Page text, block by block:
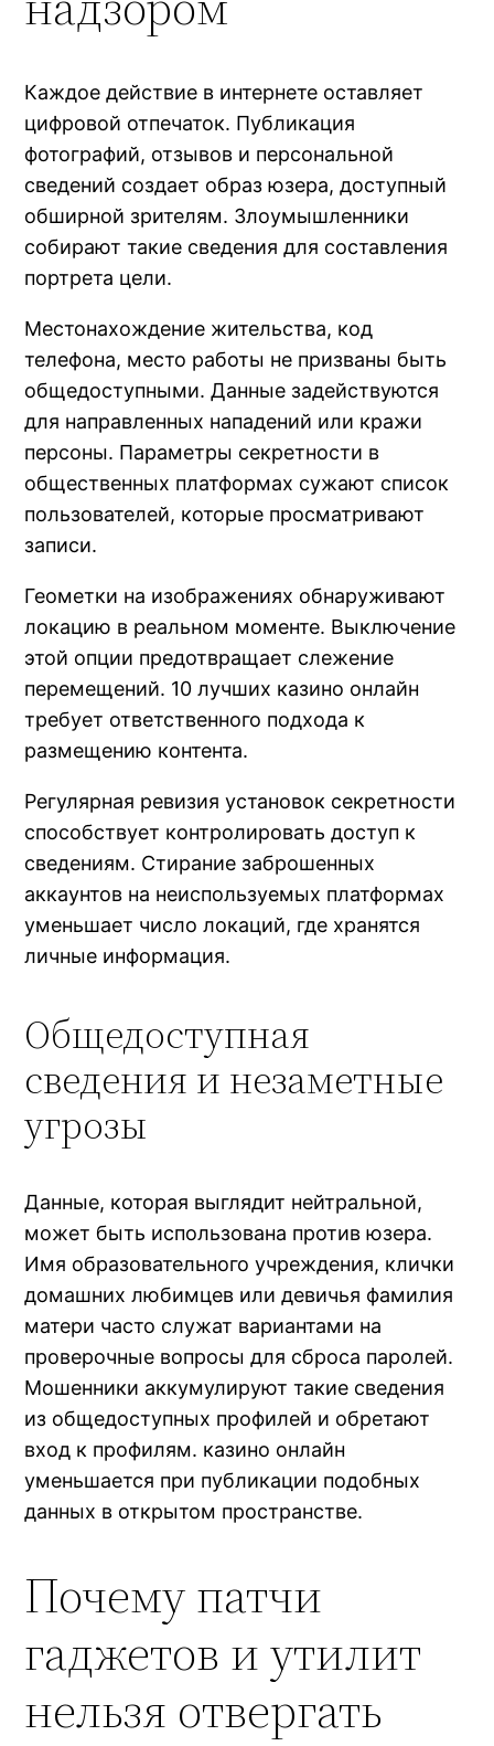
Каждое действие в интернете оставляет
цифровой отпечаток. Публикация
фотографий, отзывов и персональной
сведений создает образ юзера, доступный
обширной зрителям. Злоумышленники
собирают такие сведения для составления
портрета цели.
Местонахождение жительства, код
телефона, место работы не призваны быть
общедоступными. Данные задействуются
для направленных нападений или кражи
персоны. Параметры секретности в
общественных платформах сужают список
пользователей, которые просматривают
записи.
Геометки на изображениях обнаруживают
локацию в реальном моменте. Выключение
этой опции предотвращает слежение
перемещений. 10 лучших казино онлайн
требует ответственного подхода к
размещению контента.
Регулярная ревизия установок секретности
способствует контролировать доступ к
сведениям. Стирание заброшенных
аккаунтов на неиспользуемых платформах
уменьшает число локаций, где хранятся
личные информация.
Общедоступная
сведения и незаметные
угрозы
Данные, которая выглядит нейтральной,
может быть использована против юзера.
Имя образовательного учреждения, клички
домашних любимцев или девичья фамилия
матери часто служат вариантами на
проверочные вопросы для сброса паролей.
Мошенники аккумулируют такие сведения
из общедоступных профилей и обретают
вход к профилям. казино онлайн
уменьшается при публикации подобных
данных в открытом пространстве.
Почему патчи
гаджетов и утилит
нельзя отвергать